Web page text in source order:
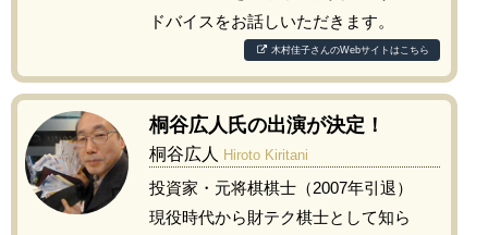
ドバイスをお話しいただきます。
木村佳子さんのWebサイトはこちら
桐谷広人氏の出演が決定！
桐谷広人 Hiroto Kiritani
投資家・元将棋棋士（2007年引退）
現役時代から財テク棋士として知ら